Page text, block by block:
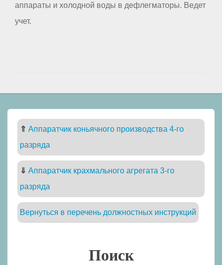
аппараты и холодной воды в дефлегматоры. Ведет
учет.
⇑ Аппаратчик коньячного производства 4-го
разряда
⇓ Аппаратчик крахмального агрегата 3-го
разряда
Вернуться в перечень должностных инструкций
Поиск